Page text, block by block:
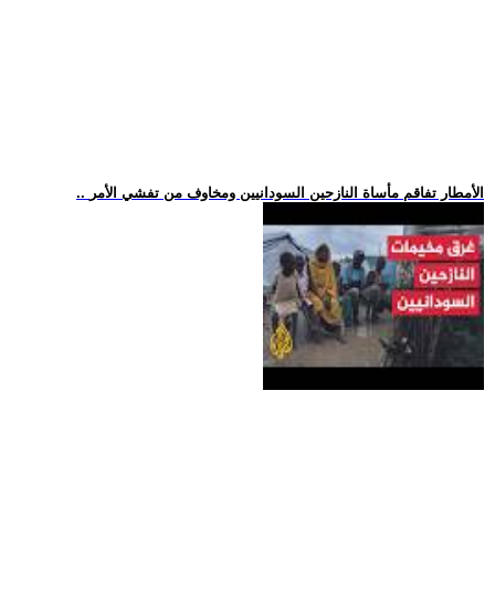
.. الأمطار تفاقم مأساة النازحين السودانيين ومخاوف من تفشي الأمر